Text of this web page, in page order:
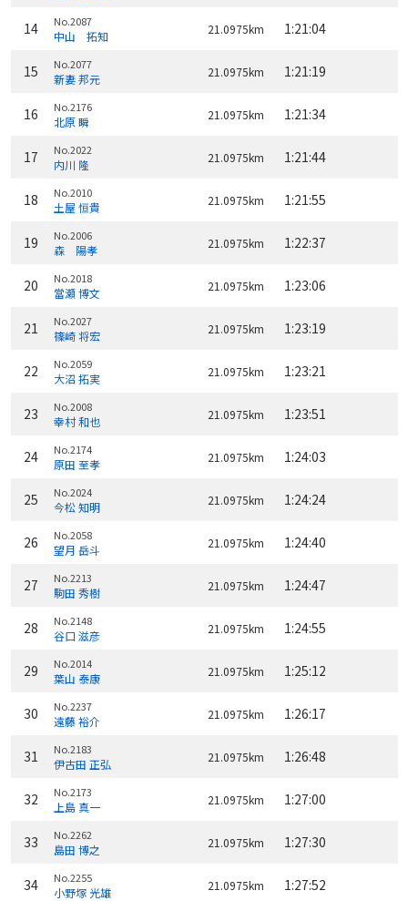
14 No.2087
中山 拓知 21.0975km 1:21:04
15 No.2077
新妻 邦元 21.0975km 1:21:19
16 No.2176
北原 瞬 21.0975km 1:21:34
17 No.2022
内川 隆 21.0975km 1:21:44
18 No.2010
土屋 恒貴 21.0975km 1:21:55
19 No.2006
森 陽孝 21.0975km 1:22:37
20 No.2018
當瀬 博文 21.0975km 1:23:06
21 No.2027
篠崎 将宏 21.0975km 1:23:19
22 No.2059
大沼 拓実 21.0975km 1:23:21
23 No.2008
幸村 和也 21.0975km 1:23:51
24 No.2174
原田 至孝 21.0975km 1:24:03
25 No.2024
今松 知明 21.0975km 1:24:24
26 No.2058
望月 岳斗 21.0975km 1:24:40
27 No.2213
駒田 秀樹 21.0975km 1:24:47
28 No.2148
谷口 滋彦 21.0975km 1:24:55
29 No.2014
葉山 泰康 21.0975km 1:25:12
30 No.2237
遠藤 裕介 21.0975km 1:26:17
31 No.2183
伊古田 正弘 21.0975km 1:26:48
32 No.2173
上島 真一 21.0975km 1:27:00
33 No.2262
島田 博之 21.0975km 1:27:30
34 No.2255
小野塚 光雄 21.0975km 1:27:52